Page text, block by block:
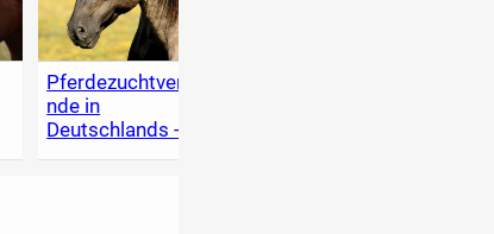
Pferdezuchtverbä
nde in
Deutschlands - A
bis Z